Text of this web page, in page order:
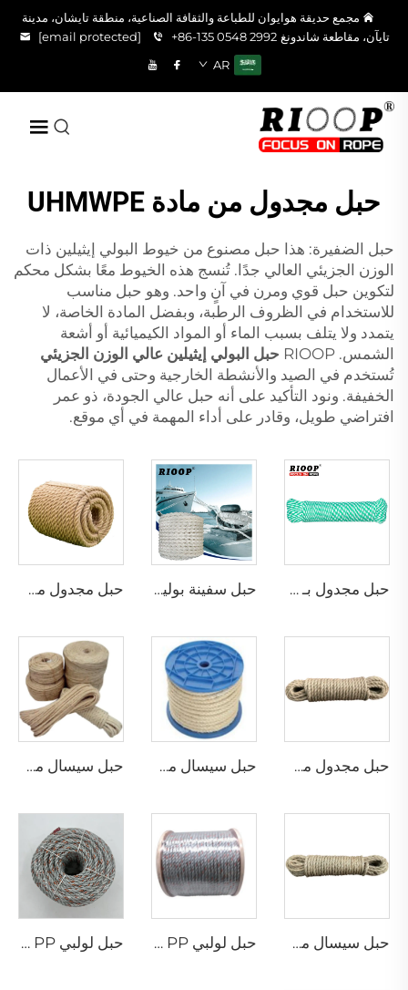
مجمع حديقة هوايوان للطباعة والثقافة الصناعية، منطقة تايشان، مدينة
تايآن، مقاطعة شاندونغ +86-135 0548 2992
[email protected]
AR
حبل مجدول من مادة UHMWPE
حبل الضفيرة: هذا حبل مصنوع من خيوط البولي إيثيلين ذات
الوزن الجزيئي العالي جدًا. تُنسج هذه الخيوط معًا بشكل محكم
لتكوين حبل قوي ومرن في آنٍ واحد. وهو حبل مناسب
للاستخدام في الظروف الرطبة، وبفضل المادة الخاصة، لا
يتمدد ولا يتلف بسبب الماء أو المواد الكيميائية أو أشعة
الشمس. RIOOP
حبل البولي إيثيلين عالي الوزن الجزيئي
تُستخدم في الصيد والأنشطة الخارجية وحتى في الأعمال
الخفيفة. ونود التأكيد على أنه حبل عالي الجودة، ذو عمر
افتراضي طويل، وقادر على أداء المهمة في أي موقع.
حبل مجدول بـ 8 خيوط حبل سفينة بوليستر بـ 8 خيوط حبل مجدول من الجوت
حبل مجدول من الجوت حبل سيسال مجدول حبل سيسال مجدول
حبل سيسال مجدول حبل لولبي PP مع رصاص حبل لولبي PP مع رصاص